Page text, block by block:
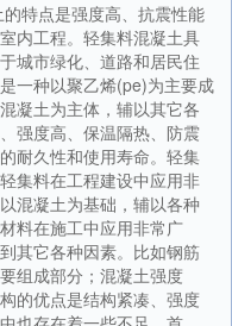
特点是强度高、抗震性能
内工程。轻集料混凝土具
城市绿化、道路和居民住
一种以聚乙烯(pe)为主要成
凝土为主体，辅以其它各
强度高、保温隔热、防震
耐久性和使用寿命。轻集
集料在工程建设中应用非
混凝土为基础，辅以各种
料在施工中应用非常广
其它各种因素。比如钢筋
组成部分；混凝土强度
的优点是结构紧凑、强度